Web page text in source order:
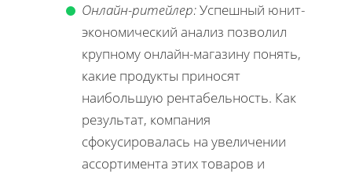
Онлайн-ритейлер:Успешный юнит-
экономический анализ позволил
крупному онлайн-магазину понять,
какие продукты приносят
наибольшую рентабельность. Как
результат, компания
сфокусировалась на увеличении
ассортимента этих товаров и